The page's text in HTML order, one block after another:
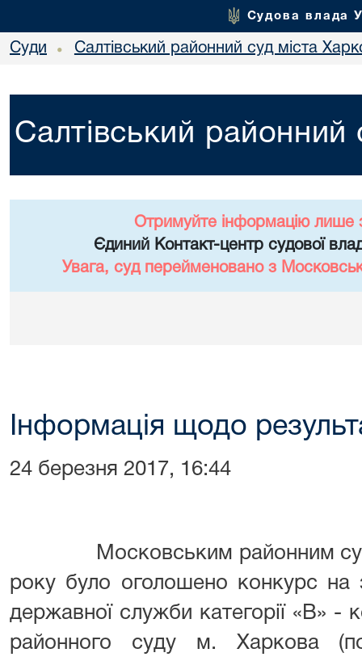
Судова влада
Суди • Салтівський районний суд міста
Салтівський районний
Отримуйте інформацію лише
Єдиний Контакт-центр судової
Увага, суд перейменовано з
Інформація щодо
24 березня 2017, 16:44
Московським районним
року було оголошено конкурс на
державної служби категорії «В» -
районного суду м. Харкова